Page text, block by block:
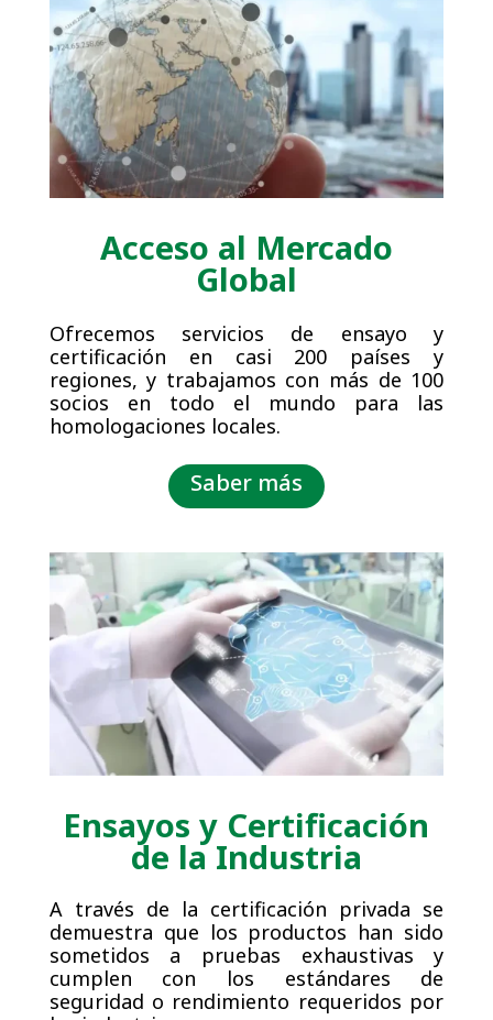
Acceso al Mercado
Global
Ofrecemos servicios de ensayo y
certificación en casi 200 países y
regiones, y trabajamos con más de 100
socios en todo el mundo para las
homologaciones locales.
Saber más
Ensayos y Certificación
de la Industria
A través de la certificación privada se
demuestra que los productos han sido
sometidos a pruebas exhaustivas y
cumplen con los estándares de
seguridad o rendimiento requeridos por